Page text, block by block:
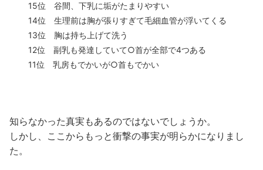
15位 谷間、下乳に垢がたまりやすい
14位 生理前は胸が張りすぎて毛細血管が浮いてくる
13位 胸は持ち上げて洗う
12位 副乳も発達していて○首が全部で4つある
11位 乳房もでかいが○首もでかい
知らなかった真実もあるのではないでしょうか。
しかし、ここからもっと衝撃の事実が明らかになりまし
た。